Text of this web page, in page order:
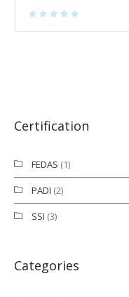
Certification
FEDAS (1)
PADI (2)
SSI (3)
Categories